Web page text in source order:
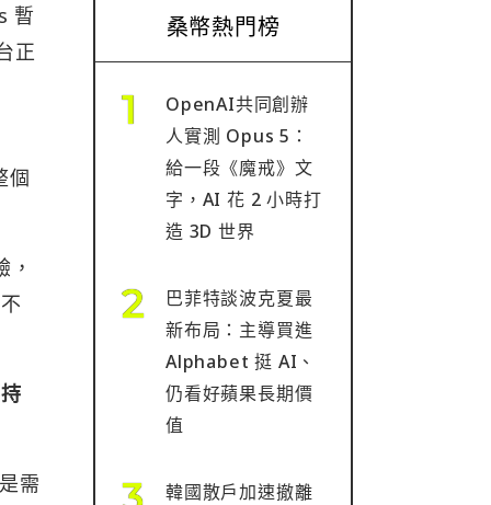
暫
正
個
需
桑幣熱門榜
OpenAI共同創辦
人實測 Opus 5：
給一段《魔戒》文
字，AI 花 2 小時打
造 3D 世界
巴菲特談波克夏最
新布局：主導買進
Alphabet 挺 AI、
仍看好蘋果長期價
值
韓國散戶加速撤離